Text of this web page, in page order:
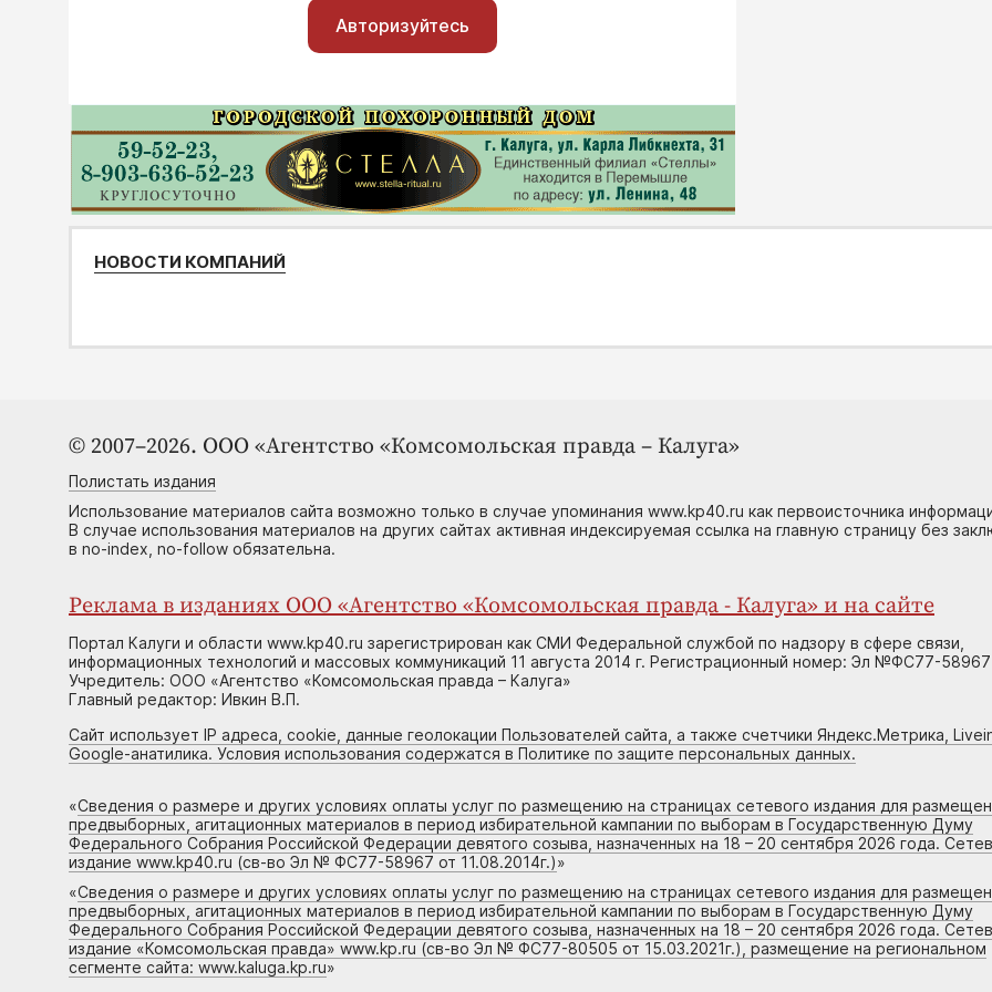
Авторизуйтесь
НОВОСТИ КОМПАНИЙ
© 2007–2026. ООО «Агентство «Комсомольская правда – Калуга»
Полистать издания
Использование материалов сайта возможно только в случае упоминания www.kp40.ru как первоисточника
В случае использования материалов на других сайтах активная индексируемая ссылка на главную страницу без
в no-index, no-follow обязательна.
Реклама в изданиях ООО «Агентство «Комсомольская правда - Калуга» и на сайте
Портал Калуги и области www.kp40.ru зарегистрирован как СМИ Федеральной службой по надзору в сфере связи,
информационных технологий и массовых коммуникаций 11 августа 2014 г. Регистрационный номер: Эл №ФС77-58967
Учредитель: ООО «Агентство «Комсомольская правда – Калуга»
Главный редактор: Ивкин В.П.
Сайт использует IP адреса, cookie, данные геолокации Пользователей сайта, а также счетчики Яндекс.Метрика,
Google-анатилика. Условия использования содержатся в Политике по защите персональных данных.
«Сведения о размере и других условиях оплаты услуг по размещению на страницах сетевого издания для
предвыборных, агитационных материалов в период избирательной кампании по выборам в Государственную Думу
Федерального Собрания Российской Федерации девятого созыва, назначенных на 18 – 20 сентября 2026 года.
издание www.kp40.ru (св-во Эл № ФС77-58967 от 11.08.2014г.)»
«Сведения о размере и других условиях оплаты услуг по размещению на страницах сетевого издания для
предвыборных, агитационных материалов в период избирательной кампании по выборам в Государственную Думу
Федерального Собрания Российской Федерации девятого созыва, назначенных на 18 – 20 сентября 2026 года.
издание «Комсомольская правда» www.kp.ru (св-во Эл № ФС77-80505 от 15.03.2021г.), размещение на региональном
сегменте сайта: www.kaluga.kp.ru»